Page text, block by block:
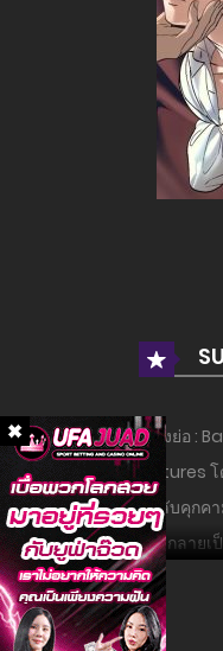
เรื่องย่อ :
Pictures โ
ลึกลับคุกคา
ฝ่ายกลาย
ต่องานขอ
อ่านเรื่องนี้